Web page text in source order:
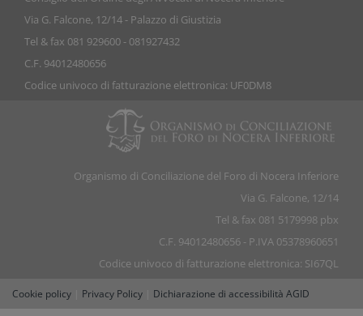
Via G. Falcone, 12/14 - Palazzo di Giustizia
Tel & fax 081 929600 - 081927432
C.F. 94012480656
Codice univoco di fatturazione elettronica: UF0DM8
Organismo di Conciliazione del Foro di Nocera Inferiore
Via G. Falcone, 12/14
Tel & fax 081 5179998 pbx
C.F. 94012480656 - P.IVA 05378960651
Codice univoco di fatturazione elettronica: SI67QL
Cookie policy Privacy Policy Dichiarazione di accessibilità AGID